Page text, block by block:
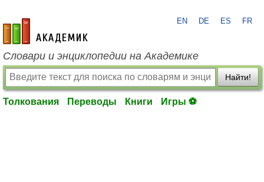
academic.ru
EN DE ES FR
Словари и энциклопедии на Академике
Найти!
Толкования Переводы Книги Игры ⚽